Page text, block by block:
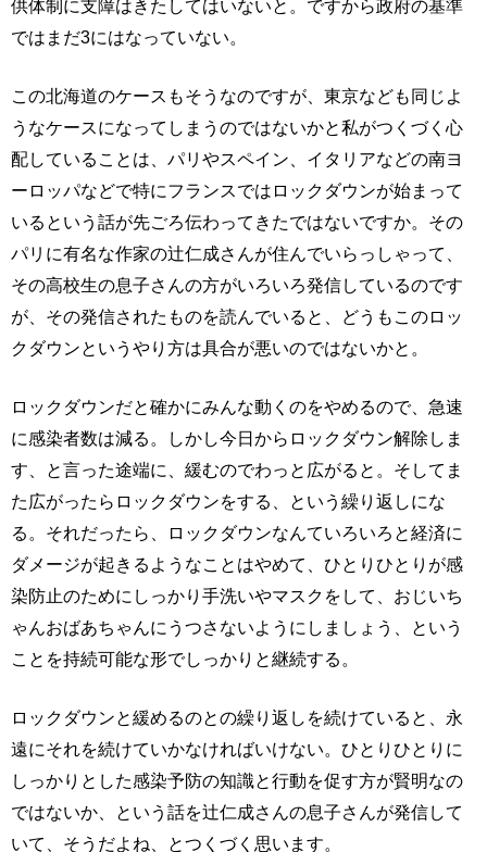
供体制に支障はきたしてはいないと。ですから政府の基準
ではまだ3にはなっていない。
この北海道のケースもそうなのですが、東京なども同じよ
うなケースになってしまうのではないかと私がつくづく心
配していることは、パリやスペイン、イタリアなどの南ヨ
ーロッパなどで特にフランスではロックダウンが始まって
いるという話が先ごろ伝わってきたではないですか。その
パリに有名な作家の辻仁成さんが住んでいらっしゃって、
その高校生の息子さんの方がいろいろ発信しているのです
が、その発信されたものを読んでいると、どうもこのロッ
クダウンというやり方は具合が悪いのではないかと。
ロックダウンだと確かにみんな動くのをやめるので、急速
に感染者数は減る。しかし今日からロックダウン解除しま
す、と言った途端に、緩むのでわっと広がると。そしてま
た広がったらロックダウンをする、という繰り返しにな
る。それだったら、ロックダウンなんていろいろと経済に
ダメージが起きるようなことはやめて、ひとりひとりが感
染防止のためにしっかり手洗いやマスクをして、おじいち
ゃんおばあちゃんにうつさないようにしましょう、という
ことを持続可能な形でしっかりと継続する。
ロックダウンと緩めるのとの繰り返しを続けていると、永
遠にそれを続けていかなければいけない。ひとりひとりに
しっかりとした感染予防の知識と行動を促す方が賢明なの
ではないか、という話を辻仁成さんの息子さんが発信して
いて、そうだよね、とつくづく思います。